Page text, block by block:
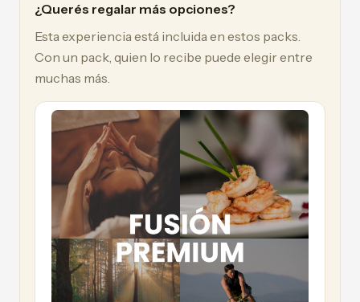
¿Querés regalar más opciones?
Esta experiencia está incluida en estos packs.
Con un pack, quien lo recibe puede elegir entre
muchas más.